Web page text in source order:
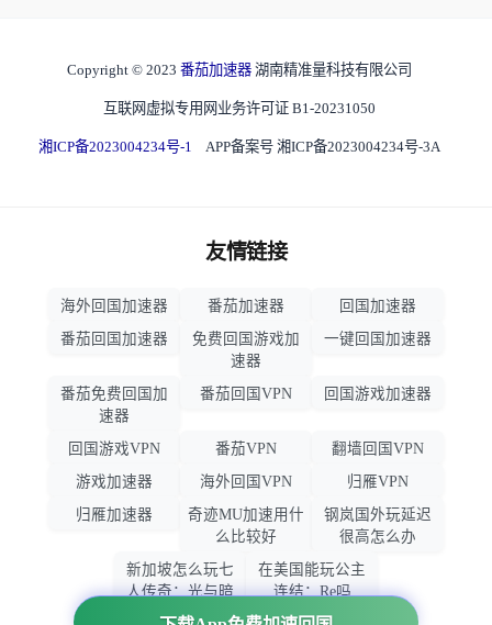
Copyright © 2023 番茄加速器 湖南精准量科技有限公司
互联网虚拟专用网业务许可证 B1-20231050
湘ICP备2023004234号-1 APP备案号 湘ICP备2023004234号-3A
友情链接
海外回国加速器 番茄加速器
回国加速器
番茄回国加速器
免费回国游戏加
速器
一键回国加速器
番茄免费回国加
速器
番茄回国VPN 回国游戏加速器
回国游戏VPN 番茄VPN
翻墙回国VPN
游戏加速器
海外回国VPN
归雁VPN
归雁加速器
奇迹MU加速用什
么比较好
钢岚国外玩延迟
很高怎么办
新加坡怎么玩七
人传奇：光与暗
之交战
在美国能玩公主
连结：Re吗